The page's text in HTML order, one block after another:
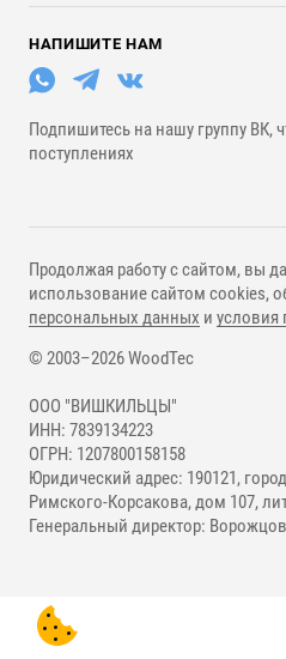
НАПИШИТЕ НАМ
Подпишитесь на нашу группу ВК,
поступлениях
© 2003–2026 WoodTec
ООО "ВИШКИЛЬЦЫ"
ИНН: 7839134223
ОГРН: 1207800158158
Юридический адрес: 190121,
Римского-Корсакова, дом 107,
Генеральный директор:
Продолжая работу с сайтом, вы
использование сайтом cookies,
персональных данных и условия